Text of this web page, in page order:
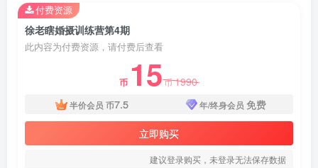
徐老瞎婚摄训练营第4期
此内容为付费资源，请付费后查看
币 15币1990
半价会员 币7.5 年/终身会员 免费
立即购买
建议登录购买，未登录无法保存数据
付费资源